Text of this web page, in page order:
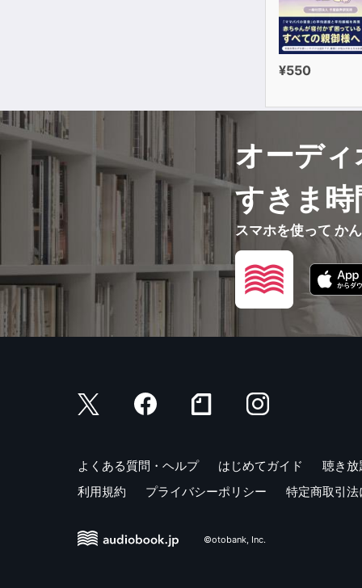
¥550
オーデ
すきま
スマホを使って か
よくある質問・ヘルプ はじめてガイド
聴き放
利用規約
プライバシーポリシー 特定商取引
©otobank, Inc.